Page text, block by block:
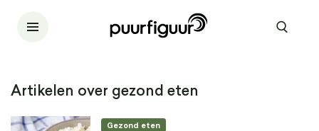
Artikelen over gezond eten
Gezond eten